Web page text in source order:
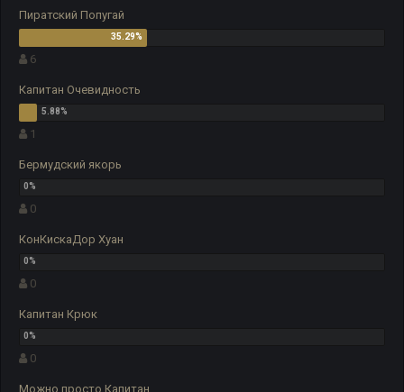
Пиратский Попугай
6
Капитан Очевидность
1
Бермудский якорь
0
КонКискаДор Хуан
0
Капитан Крюк
0
Можно просто Капитан